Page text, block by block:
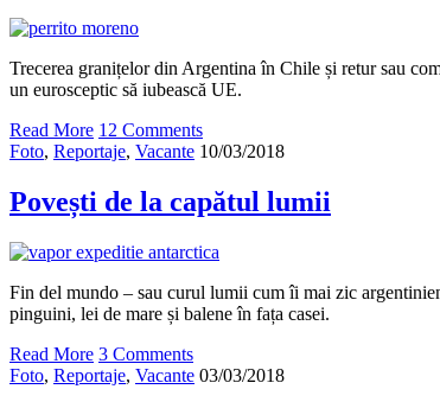
Trecerea granițelor din Argentina în Chile și retur sau
un eurosceptic să iubească UE.
Read More 12 Comments
Foto, Reportaje, Vacante 10/03/2018
Povești de la capătul lumii
Fin del mundo – sau curul lumii cum îi mai zic
pinguini, lei de mare și balene în fața casei.
Read More 3 Comments
Foto, Reportaje, Vacante 03/03/2018